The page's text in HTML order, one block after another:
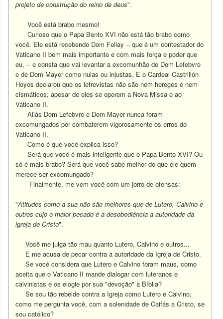
projeto de construção do reino de deus".
Você está brabo mesmo!
Curioso que o Papa Bento XVI não está tão brabo como
você. Ele está recebendo Dom Fellay -- que é um contestador do
Vaticano II bem mais importante e com mais força e poder que
eu, -- e consta que vai levantar a excomunhão de Dom Lefebvre
e de Dom Mayer como nulas ou injustas. E o Cardeal Castrillón
Hoyos declarou que os lefrevistas não são nem hereges e nem
cismáticos, apesar de eles se oporem a Nova Missa e ao
Vaticano II.
Aliás Dom Lefebvre e Dom Mayer nunca foram
excomungados por combaterem vigorosamente os erros do
Vaticano II.
Como é que você explica isso?
Será que você é mais inteligente que o Papa Bento XVI?Ou
só é mais brabo?Será que você sabe melhor do que ele quem
merece ser excomungado?
Finalmente, me vem você com um jorro de ofensas:
"Atitudes como a sua não são melhores que de Lutero, Calvino e
outros cujo o maior pecado é a desobediência a autoridade da
igreja de Cristo".
Você me julga tão mau quanto Lutero, Calvino e outros...
E me acusa de pecar contra a autoridade da Igreja de Cristo.
Se você considera que Lutero e Calvino foram maus, como
aceita que o Vaticano II mande dialogar com luteranos e
calvinistas e os elogie por sua "devoção" à Bíblia?
Se sou tão rebelde contra a Igreja como Lutero e Calvino,
como me pergunta você, com a solenidade de Caifás a Cristo, se
sou católico?